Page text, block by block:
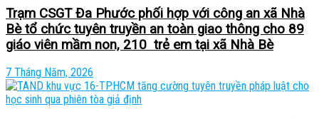
Trạm CSGT Đa Phước phối hợp với công an xã Nhà
Bè tổ chức tuyên truyền an toàn giao thông cho 89
giáo viên mầm non, 210 trẻ em tại xã Nhà Bè
7 Tháng Năm, 2026